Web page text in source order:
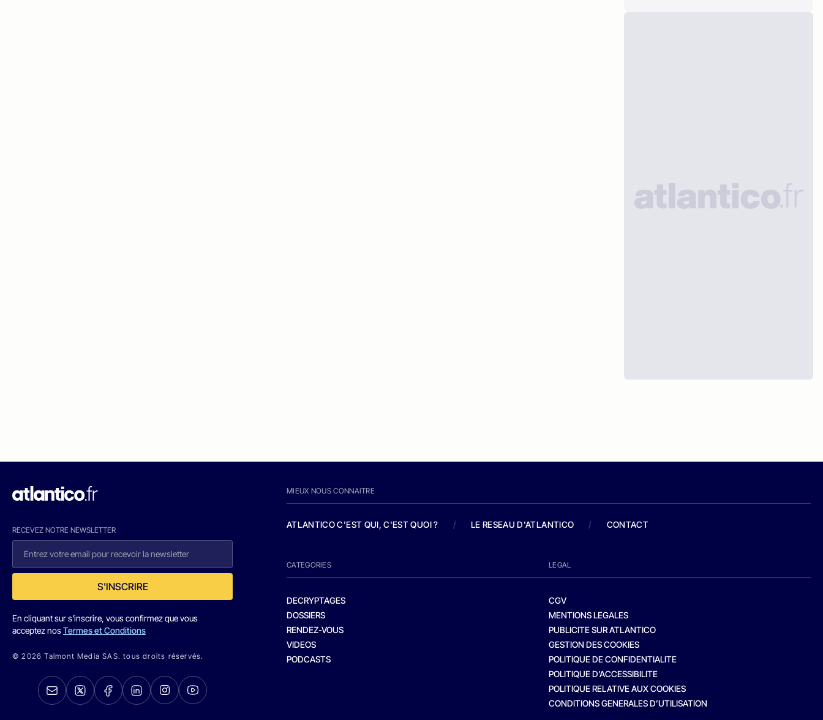
RECEVEZ NOTRE NEWSLETTER
S'INSCRIRE
En cliquant sur s'inscrire, vous confirmez que vous
acceptez nosTermes et Conditions
© 2026 Talmont Media SAS. tous droits réservés.
MIEUX NOUS CONNAITRE
ATLANTICO C'EST QUI, C'EST QUOI ? / LE RESEAU D'ATLANTICO / CONTACT
CATEGORIES
DECRYPTAGES
DOSSIERS
RENDEZ-VOUS
VIDEOS
PODCASTS
LEGAL
CGV
MENTIONS LEGALES
PUBLICITE SUR ATLANTICO
GESTION DES COOKIES
POLITIQUE DE CONFIDENTIALITE
POLITIQUE D’ACCESSIBILITE
POLITIQUE RELATIVE AUX COOKIES
CONDITIONS GENERALES D’UTILISATION